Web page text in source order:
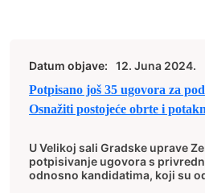
Datum objave:
12. Juna 2024.
Potpisano još 35 ugovora za
Osnažiti postojeće obrte i
U Velikoj sali Gradske uprave
potpisivanje ugovora s
odnosno kandidatima, koji su